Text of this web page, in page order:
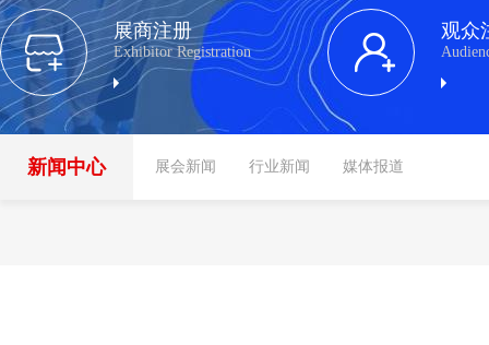
展商注册
Exhibitor Registration
观众
新闻中心 展会新闻 行业新闻 媒体报道